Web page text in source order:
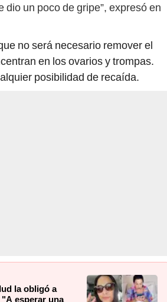
un poco de gripe”, expresó en
no será necesario remover el
en los ovarios y trompas.
posibilidad de recaída.
la obligó a
esperar una